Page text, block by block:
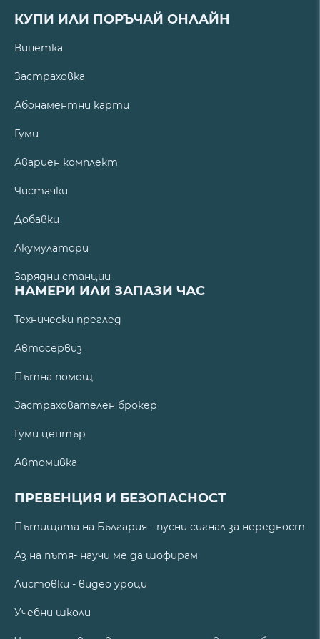
КУПИ ИЛИ ПОРЪЧАЙ ОНЛАЙН
Винетка
Застраховка
Абонаментни карти
Гуми
Авариен комплект
Чистачки
Добавки
Акумулатори
Зарядни станции
НАМЕРИ ИЛИ ЗАПАЗИ ЧАС
Технически преглед
Автосервиз
Пътна помощ
Застрахователен брокер
Гуми център
Автомивка
ПРЕВЕНЦИЯ И БЕЗОПАСНОСТ
Пътищата на България - пусни сигнал за нередност
Аз на пътя- научи ме да шофирам
Листовки - видео уроци
Учебни школи